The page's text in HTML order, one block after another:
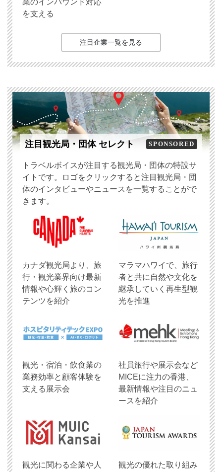
業のインバウンド対応
を支える
注目企業一覧を見る
注目観光局・団体 セレクト SPONSORED
トラベルボイスが注目する観光局・団体の特設サ
イトです。ロゴをクリックすると注目観光局・団
体のインタビューやニュースを一覧することがで
きます。
​カナダ観光局より、旅
行・観光業界向け最新
情報や心輝く旅のコン
テンツを紹介
マラマハワイで、旅行
者と共に自然や文化を
継承していく再生型観
光を推進
観光・宿泊・飲食業の
業務効率と顧客体験を
支える展示会
社員旅行や展示会など
MICEに注力の香港、
最新情報や注目のニュ
ースを紹介
観光に関わる企業や人
観光の優れた取り組み